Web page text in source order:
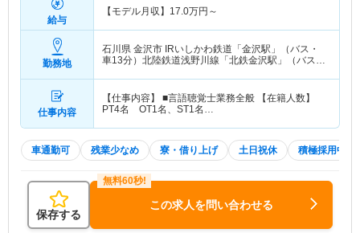
給与
【モデル月収】 17.0万円～
勤務地
石川県 金沢市 IRいしかわ鉄道「金沢駅」（バス・
車13分）北陸鉄道浅野川線「北鉄金沢駅」（バス・
仕事内容
【仕事内容】 ■言語聴覚士業務全般 【在籍人数】
PT4名 OT1名、ST1名…
車通勤可 残業少なめ 寮・借り上げ 土日祝休 積極採用中
保存する
この求人を問い合わせる